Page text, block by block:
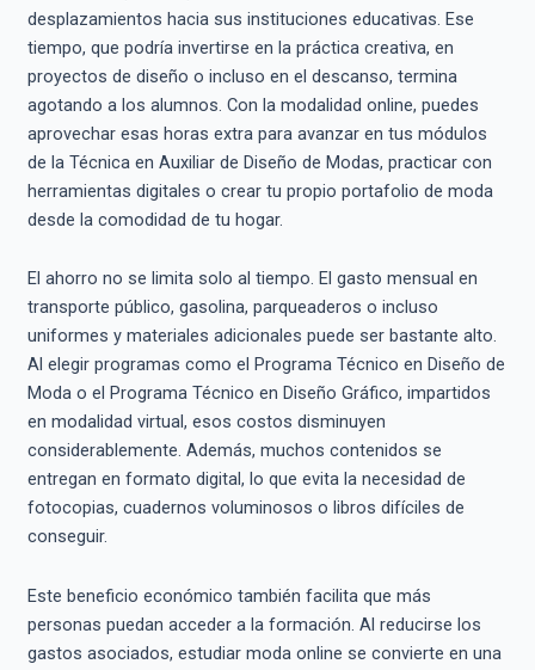
desplazamientos hacia sus instituciones educativas. Ese
tiempo, que podría invertirse en la práctica creativa, en
proyectos de diseño o incluso en el descanso, termina
agotando a los alumnos. Con la modalidad online, puedes
aprovechar esas horas extra para avanzar en tus módulos
de la Técnica en Auxiliar de Diseño de Modas, practicar con
herramientas digitales o crear tu propio portafolio de moda
desde la comodidad de tu hogar.
El ahorro no se limita solo al tiempo. El gasto mensual en
transporte público, gasolina, parqueaderos o incluso
uniformes y materiales adicionales puede ser bastante alto.
Al elegir programas como el Programa Técnico en Diseño de
Moda o el Programa Técnico en Diseño Gráfico, impartidos
en modalidad virtual, esos costos disminuyen
considerablemente. Además, muchos contenidos se
entregan en formato digital, lo que evita la necesidad de
fotocopias, cuadernos voluminosos o libros difíciles de
conseguir.
Este beneficio económico también facilita que más
personas puedan acceder a la formación. Al reducirse los
gastos asociados, estudiar moda online se convierte en una